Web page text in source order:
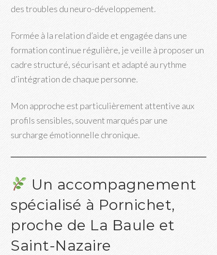
des troubles du neuro-développement.
Formée à la relation d’aide et engagée dans une
formation continue régulière, je veille à proposer un
cadre structuré, sécurisant et adapté au rythme
d’intégration de chaque personne.
Mon approche est particulièrement attentive aux
profils sensibles, souvent marqués par une
surcharge émotionnelle chronique.
Un accompagnement
spécialisé à Pornichet,
proche de La Baule et
Saint-Nazaire